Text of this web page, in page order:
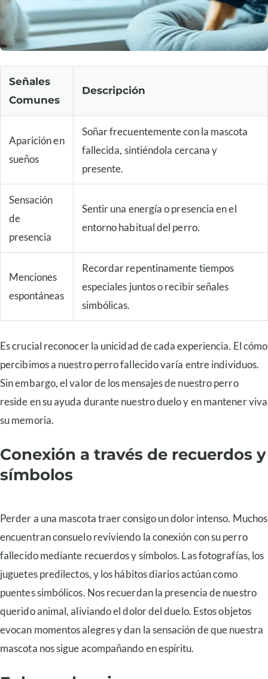
Señales
Comunes
Descripción
Aparición en
sueños
Soñar frecuentemente con la mascota
fallecida, sintiéndola cercana y
presente.
Sensación
de
presencia
Sentir una energía o presencia en el
entorno habitual del perro.
Menciones
espontáneas
Recordar repentinamente tiempos
especiales juntos o recibir señales
simbólicas.
Es crucial reconocer la unicidad de cada experiencia. El cómo
percibimos a nuestro perro fallecido varía entre individuos.
Sin embargo, el valor de los mensajes de nuestro perro
reside en su ayuda durante nuestro duelo y en mantener viva
su memoria.
Conexión a través de recuerdos y
símbolos
Perder a una mascota traer consigo un dolor intenso. Muchos
encuentran consuelo reviviendo la conexión con su perro
fallecido mediante recuerdos y símbolos. Las fotografías, los
juguetes predilectos, y los hábitos diarios actúan como
puentes simbólicos. Nos recuerdan la presencia de nuestro
querido animal, aliviando el dolor del duelo. Estos objetos
evocan momentos alegres y dan la sensación de que nuestra
mascota nos sigue acompañando en espíritu.